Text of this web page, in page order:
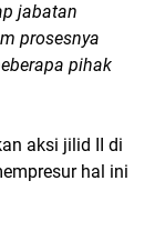
jabatan
prosesnya
pihak
aksi jilid II di
hal ini